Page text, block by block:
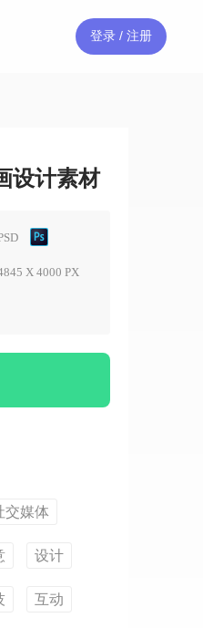
登录 / 注册
设计素材
X 4000 PX
交媒体
设计
互动